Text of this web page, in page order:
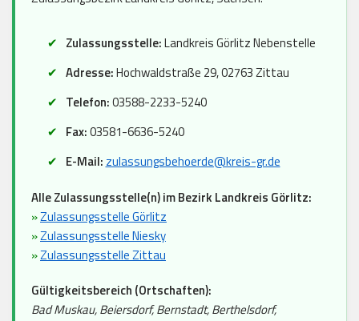
Zulassungsstelle:Landkreis Görlitz Nebenstelle
Adresse:Hochwaldstraße 29, 02763 Zittau
Telefon:03588-2233-5240
Fax:03581-6636-5240
E-Mail: zulassungsbehoerde@kreis-gr.de
Alle Zulassungsstelle(n) im Bezirk Landkreis Görlitz:
»Zulassungsstelle Görlitz
»Zulassungsstelle Niesky
»Zulassungsstelle Zittau
Gültigkeitsbereich (Ortschaften):
Bad Muskau, Beiersdorf, Bernstadt, Berthelsdorf,